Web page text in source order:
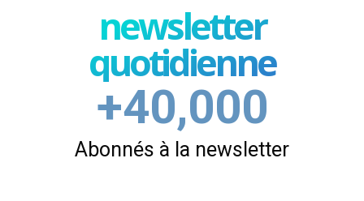
newsletter
quotidienne
+40,000
Abonnés à la newsletter